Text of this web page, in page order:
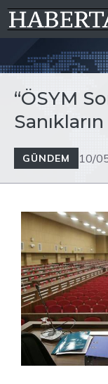
İçeriğe
atla
“ÖSYM
GÜNDEM 10/